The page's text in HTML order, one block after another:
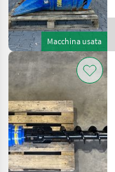
Macchina usata